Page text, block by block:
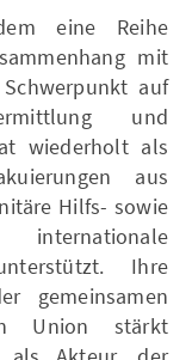
eine Reihe
mit
auf
und
wiederholt als
aus
Hilfs- sowie
internationale
Ihre
gemeinsamen
Union stärkt